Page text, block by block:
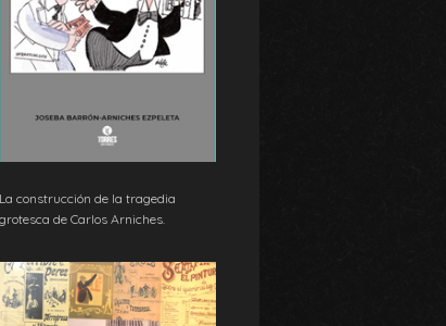
La construcción de la tragedia
grotesca de Carlos Arniches.